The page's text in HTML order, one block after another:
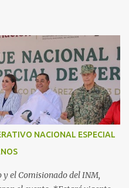
NACIONAL ESPECIAL
el Comisionado del INM,